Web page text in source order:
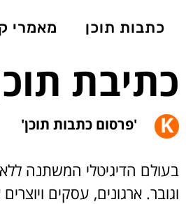
כתבות תוכן מאמרי
כתיבת
'פרסום כתבות תוכן'
בעולם הדיגיטלי המשתנה ללא
וגובר. ארגונים, עסקים